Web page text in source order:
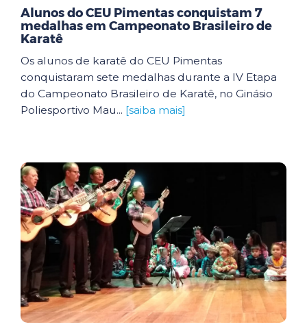
Alunos do CEU Pimentas conquistam 7
medalhas em Campeonato Brasileiro de
Karatê
Os alunos de karatê do CEU Pimentas
conquistaram sete medalhas durante a IV Etapa
do Campeonato Brasileiro de Karatê, no Ginásio
Poliesportivo Mau... [saiba mais]